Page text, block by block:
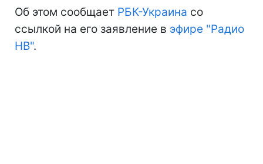
Об этом сообщает РБК-Украина со
ссылкой на его заявление в эфире "Радио
НВ".